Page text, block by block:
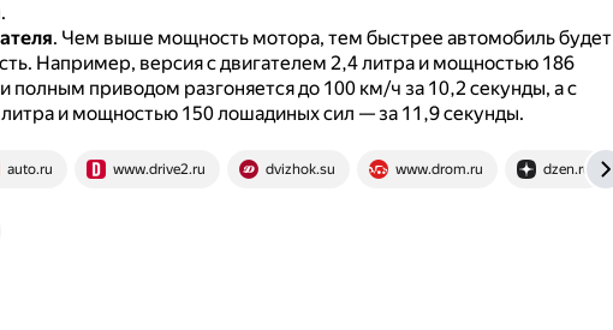
. Чем выше мощность мотора, тем быстрее автомобиль будет
Например, версия с двигателем 2,4 литра и мощностью 186
полным приводом разгоняется до 100 км/ч за 10,2 секунды, а с
и мощностью 150 лошадиных сил — за 11,9 секунды.
auto.ru www.drive2.ru dvizhok.su www.drom.ru dzen.ru